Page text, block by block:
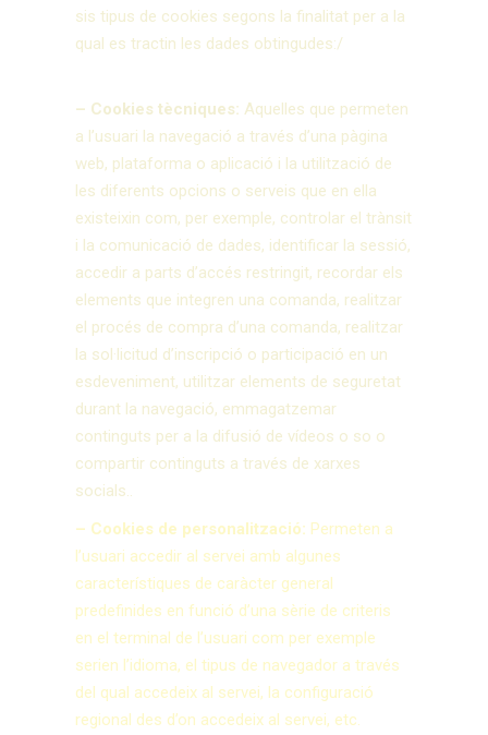
sis tipus de cookies segons la finalitat per a la
qual es tractin les dades obtingudes:/
– Cookies tècniques: Aquelles que permeten
a l’usuari la navegació a través d’una pàgina
web, plataforma o aplicació i la utilització de
les diferents opcions o serveis que en ella
existeixin com, per exemple, controlar el trànsit
i la comunicació de dades, identificar la sessió,
accedir a parts d’accés restringit, recordar els
elements que integren una comanda, realitzar
el procés de compra d’una comanda, realitzar
la sol·licitud d’inscripció o participació en un
esdeveniment, utilitzar elements de seguretat
durant la navegació, emmagatzemar
continguts per a la difusió de vídeos o so o
compartir continguts a través de xarxes
socials..
– Cookies de personalització: Permeten a
l’usuari accedir al servei amb algunes
característiques de caràcter general
predefinides en funció d’una sèrie de criteris
en el terminal de l’usuari com per exemple
serien l’idioma, el tipus de navegador a través
del qual accedeix al servei, la configuració
regional des d’on accedeix al servei, etc.